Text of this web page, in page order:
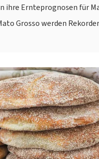
ihre Ernteprognosen für
Grosso werden